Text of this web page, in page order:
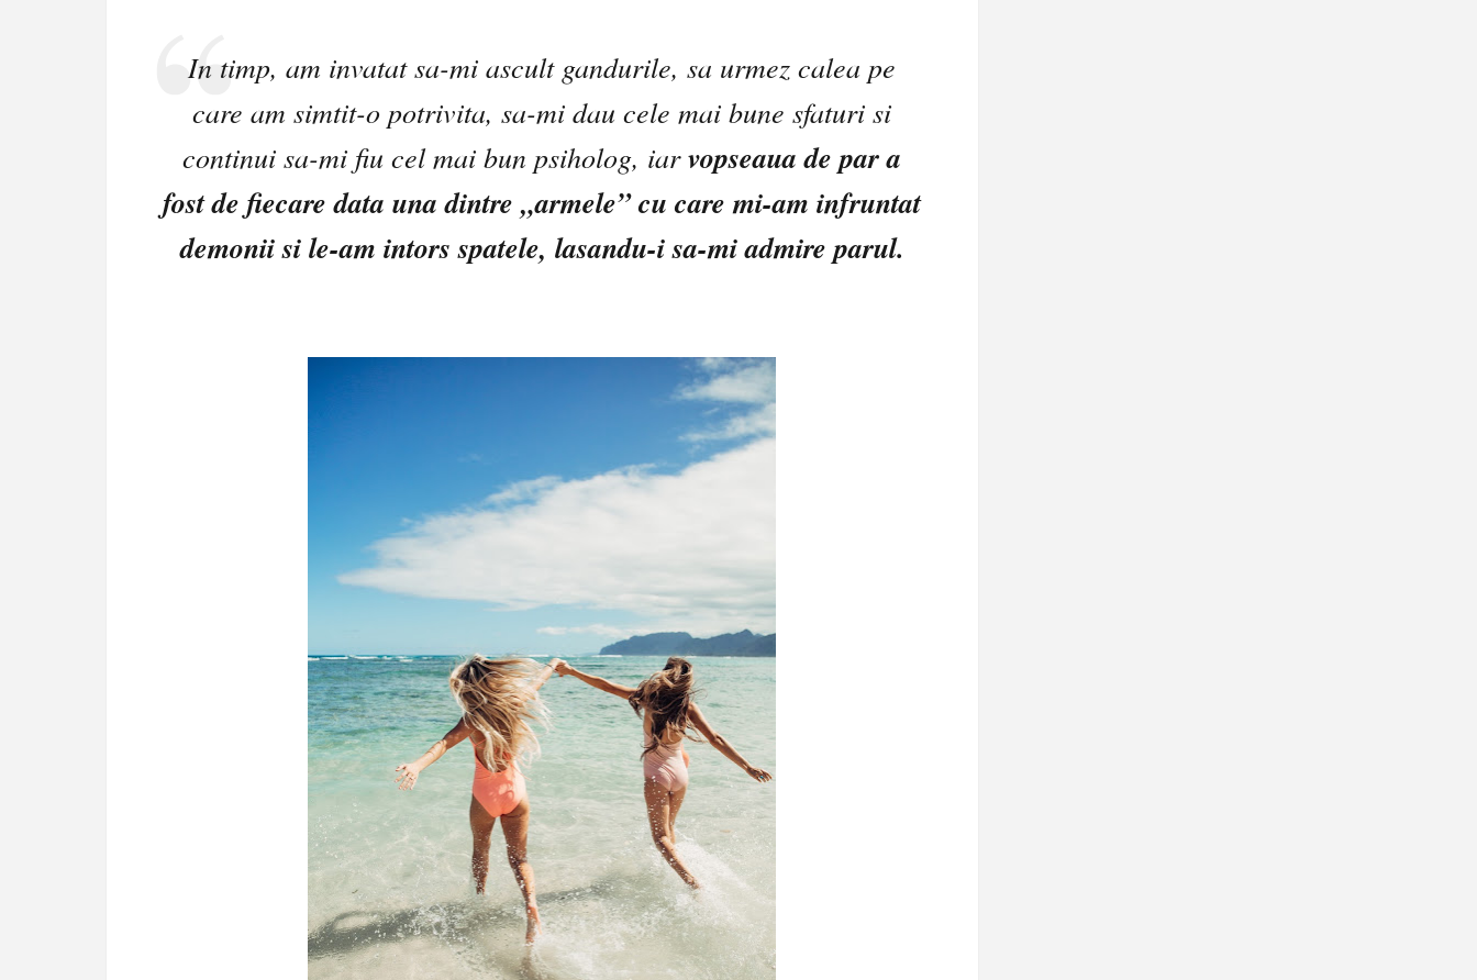
In timp, am invatat sa-mi ascult gandurile, sa urmez calea pe
care am simtit-o potrivita, sa-mi dau cele mai bune sfaturi si
continui sa-mi fiu cel mai bun psiholog, iarvopseaua de par a
fost de fiecare data una dintre „armele” cu care mi-am infruntat
demonii si le-am intors spatele, lasandu-i sa-mi admire parul.